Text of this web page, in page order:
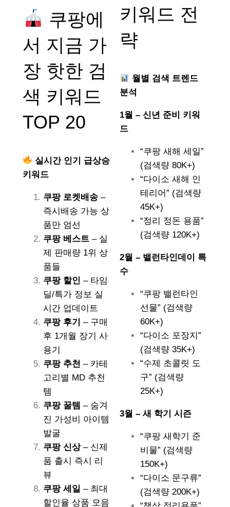
쿠팡에
서 지금 가
장 핫한 검
색 키워드
TOP 20
실시간 인기 급상승
키워드
쿠팡 로켓배송 –
즉시배송 가능 상
품만 엄선
쿠팡 베스트 – 실
제 판매량 1위 상
품들
쿠팡 할인 – 타임
딜/특가 정보 실
시간 업데이트
쿠팡 후기
– 구매
후 1개월 장기 사
용기
쿠팡 추천 – 카테
고리별 MD 추천
템
쿠팡 꿀템 – 숨겨
진 가성비 아이템
발굴
쿠팡 신상– 신제
품 출시 즉시 리
뷰
쿠팡 세일 – 최대
할인율 상품 모음
키워드 전
략
월별 검색 트렌드
분석
1월 – 신년 준비 키워
드
“쿠팡 새해 세일”
(검색량 80K+)
“다이소 새해 인
테리어” (검색량
45K+)
“정리 정돈 용품”
(검색량 120K+)
2월 – 밸런타인데이 특
수
“쿠팡 밸런타인
선물” (검색량
60K+)
“다이소 포장지”
(검색량 35K+)
“수제 초콜릿 도
구” (검색량
25K+)
3월 – 새 학기 시즌
“쿠팡 새학기 준
비물” (검색량
150K+)
“다이소 문구류”
(검색량 200K+)